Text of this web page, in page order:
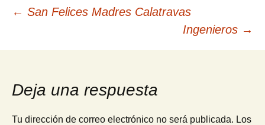
Navegación
de
entradas
← San Felices Madres Calatravas
Ingenieros →
Deja una respuesta
Tu dirección de correo electrónico no será publicada. Los